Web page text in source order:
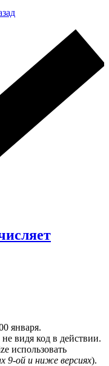
января.
видя код в действии.
использовать
9-ой и ниже версиях).